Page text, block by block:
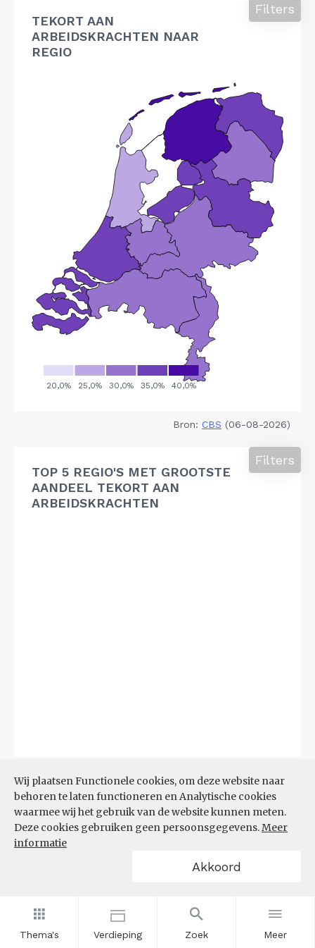
Thema's Verdieping Zoek Meer
Wij plaatsen Functionele cookies, om deze website naar
behoren te laten functioneren en Analytische cookies
waarmee wij het gebruik van de website kunnen meten.
Deze cookies gebruiken geen persoonsgegevens.Meer
informatie
Akkoord
TEKORT AAN
ARBEIDSKRACHTEN NAAR
REGIO
Filters
Bron: CBS (06-08-2026)
TOP 5 REGIO'S MET GROOTSTE
AANDEEL TEKORT AAN
ARBEIDSKRACHTEN
Filters
TOP 10 REGIO'S MET KLEINSTE
AANDEEL TEKORT AAN
ARBEIDSKRACHTEN
Filters